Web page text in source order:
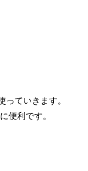
っていきます。
便利です。